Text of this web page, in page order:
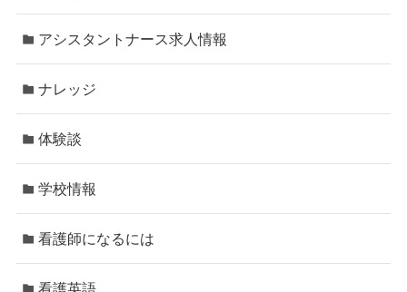
アシスタントナース求人情報
ナレッジ
体験談
学校情報
看護師になるには
看護英語